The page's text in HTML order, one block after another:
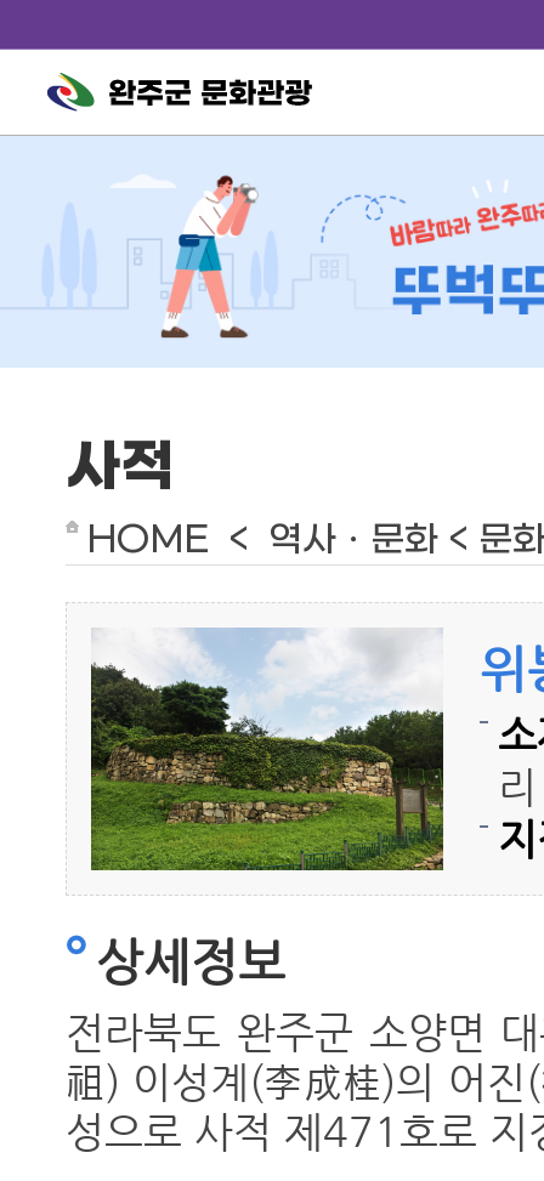
완주군 문화관광
사적
HOME < 역사ㆍ문화 < 문
위
상세정보
전라북도 완주군 소양면
祖) 이성계(李成桂)의 어
성으로 사적 제471호로 지